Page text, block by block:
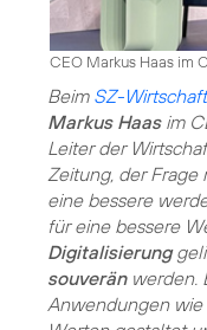
CEO Markus Haas im
Beim SZ-
Markus Haasim
Leiter der
Zeitung, der
eine bessere
für eine bessere
Digitalisierung
souveränwerden.
Anwendungen